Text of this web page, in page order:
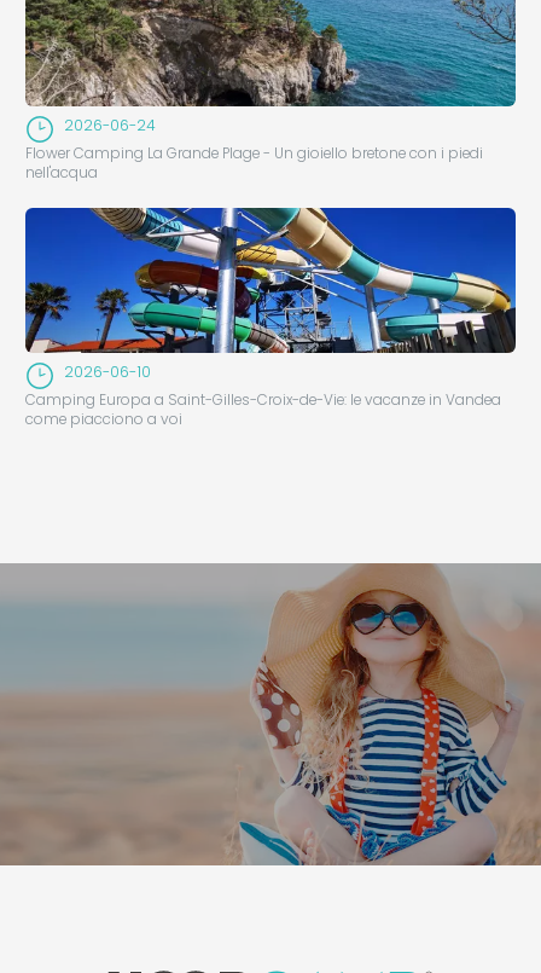
2026-06-24
Flower Camping La Grande Plage - Un gioiello bretone con i piedi
nell'acqua
2026-06-10
Camping Europa a Saint-Gilles-Croix-de-Vie: le vacanze in Vandea
come piacciono a voi